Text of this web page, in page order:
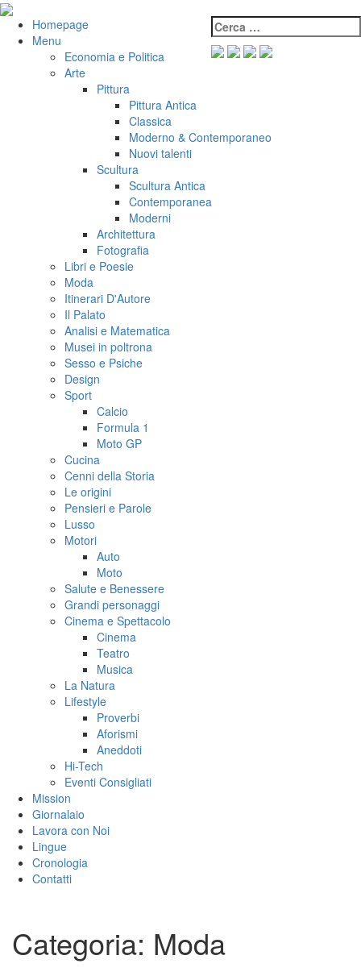
Salta
contenuto
VeniVidiVici Cerca:
Homepage
Menu
Economia e Politica
Arte
Pittura
Pittura Antica
Classica
Moderno & Contemporaneo
Nuovi talenti
Scultura
Scultura Antica
Contemporanea
Moderni
Architettura
Fotografia
Libri e Poesie
Moda
Itinerari D'Autore
Il Palato
Analisi e Matematica
Musei in poltrona
Sesso e Psiche
Design
Sport
Calcio
Formula 1
Moto GP
Cucina
Cenni della Storia
Le origini
Pensieri e Parole
Lusso
Motori
Auto
Moto
Salute e Benessere
Grandi personaggi
Cinema e Spettacolo
Cinema
Teatro
Musica
La Natura
Lifestyle
Proverbi
Aforismi
Aneddoti
Hi-Tech
Eventi Consigliati
Mission
Giornalaio
Lavora con Noi
Lingue
Cronologia
Contatti
Categoria: Moda